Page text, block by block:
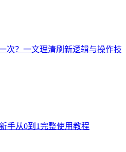
次？一文理清刷新逻辑与操作技
手从0到1完整使用教程